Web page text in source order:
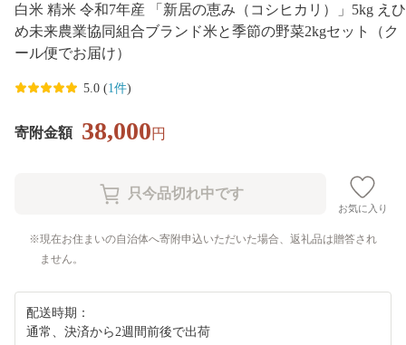
白米 精米 令和7年産 「新居の恵み（コシヒカリ）」5kg えひ
め未来農業協同組合ブランド米と季節の野菜2kgセット（ク
ール便でお届け）
5.0 (1件)
寄附金額 38,000円
お気に入り
現在お住まいの自治体へ寄附申込いただいた場合、返礼品は贈答され
ません。
配送時期：
通常、決済から2週間前後で出荷